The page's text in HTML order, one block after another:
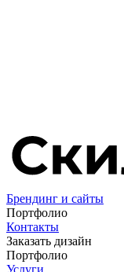
Брендинг и сайты
Портфолио
Контакты
Заказать дизайн
Портфолио
Услуги